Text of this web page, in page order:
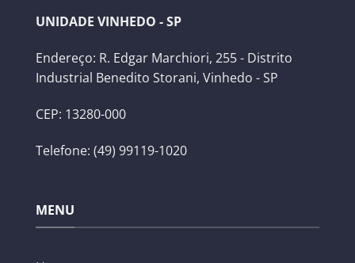
UNIDADE VINHEDO - SP
Endereço: R. Edgar Marchiori, 255 - Distrito
Industrial Benedito Storani, Vinhedo - SP
CEP: 13280-000
Telefone: (49) 99119-1020
MENU